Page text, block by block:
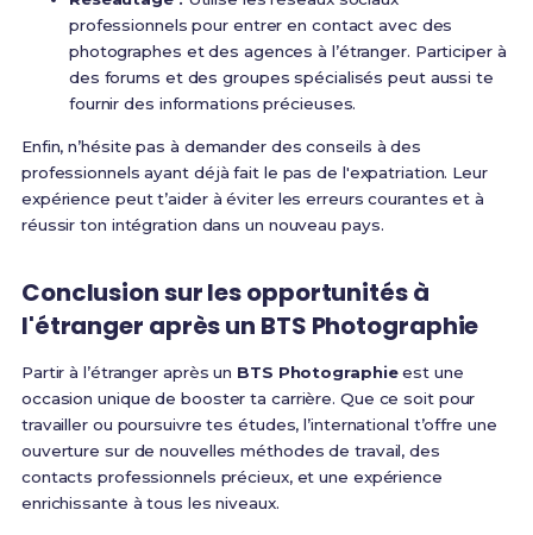
professionnels pour entrer en contact avec des
photographes et des agences à l’étranger. Participer à
des forums et des groupes spécialisés peut aussi te
fournir des informations précieuses.
Enfin, n’hésite pas à demander des conseils à des
professionnels ayant déjà fait le pas de l'expatriation. Leur
expérience peut t’aider à éviter les erreurs courantes et à
réussir ton intégration dans un nouveau pays.
Conclusion sur les opportunités à
l'étranger après un BTS Photographie
Partir à l’étranger après un BTS Photographieest une
occasion unique de booster ta carrière. Que ce soit pour
travailler ou poursuivre tes études, l’international t’offre une
ouverture sur de nouvelles méthodes de travail, des
contacts professionnels précieux, et une expérience
enrichissante à tous les niveaux.